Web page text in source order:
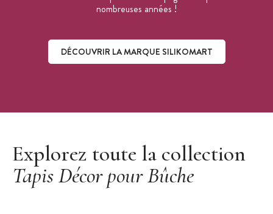
nombreuses années !
DÉCOUVRIR LA MARQUE SILIKOMART
Explorez toute la collection
Tapis Décor pour Bûche